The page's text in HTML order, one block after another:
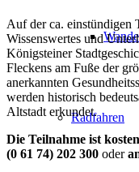
Radfahren
Auf der ca.
Wissenswertes und
Königsteiner
Fleckens am Fuße der
anerkannten
werden historisch
Altstadt erkundet.
Die Teilnahme ist
(0 61 74) 202 300 oder